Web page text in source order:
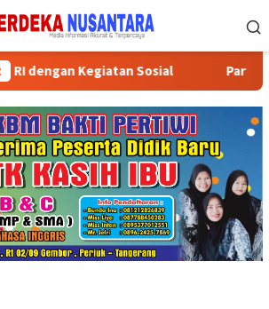
Kegiatan Sosial Partai